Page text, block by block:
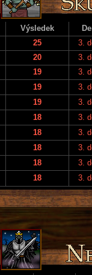
Výsledek
25
3.
20
3.
19
3.
19
3.
19
3.
18
3.
18
3.
18
3.
18
3.
18 3.